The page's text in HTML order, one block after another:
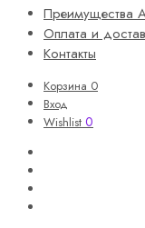
Преимущества
Оплата и
Контакты
Корзина 0
Вход
Wishlist 0